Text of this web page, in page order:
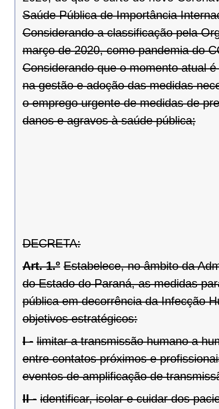
Saúde Pública de Importância
Considerando a classificação pela
março de 2020, como pandemia do
Considerando que o momento atual
na gestão e adoção das medidas
o emprego urgente de medidas de
danos e agravos à saúde pública;
DECRETA:
Art. 1.º Estabelece, no âmbito da
do Estado do Paraná, as medidas
pública em decorrência da Infecção
objetivos estratégicos:
I - limitar a transmissão humano a
entre contatos próximos e
eventos de amplificação de
II - identificar, isolar e cuidar dos